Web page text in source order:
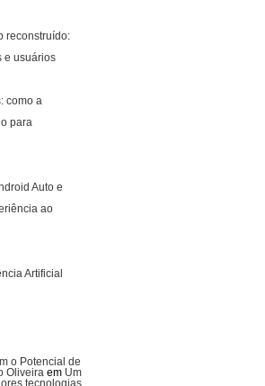
reconstruído:
e usuários
como a
para
Auto e
ao
Artificial
o Potencial de
Oliveira em Um
tecnologias